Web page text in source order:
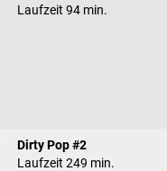
Laufzeit 94 min.
Dirty Pop #2
Laufzeit 249 min.